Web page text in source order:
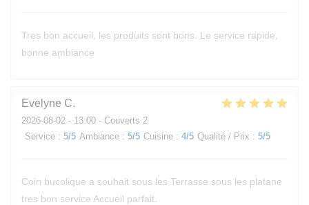
Tres bon accueil, les produits sont bons. Le service rapide,
bonne ambiance
Evelyne C
2026-08-02 - 13:00 - Couverts 2
Service : 5/5 Ambiance : 5/5 Cuisine : 4/5 Qualité / Prix : 5/5
Coin bucolique a souhait sous les Terrasse sous les platane
tres bon service Accueil parfait.